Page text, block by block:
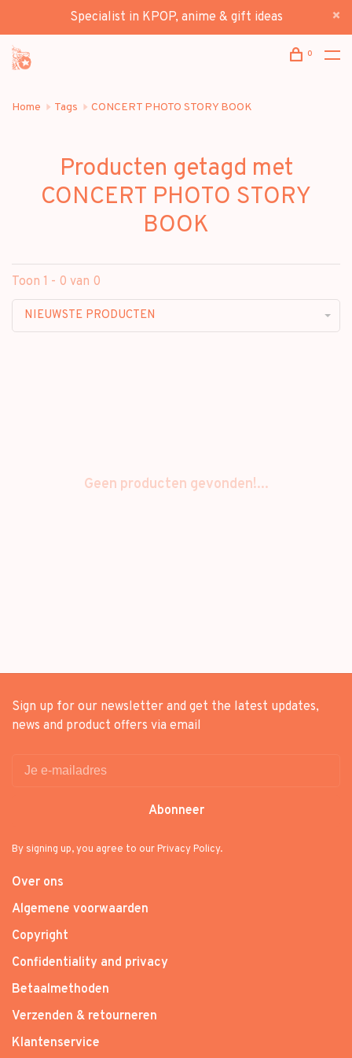
Specialist in KPOP, anime & gift ideas
0
Home Tags CONCERT PHOTO STORY BOOK
Producten getagd met
CONCERT PHOTO STORY
BOOK
Toon 1 - 0 van 0
NIEUWSTE PRODUCTEN
Geen producten gevonden!...
Sign up for our newsletter and get the latest updates,
news and product offers via email
Abonneer
By signing up, you agree to our Privacy Policy.
Over ons
Algemene voorwaarden
Copyright
Confidentiality and privacy
Betaalmethoden
Verzenden & retourneren
Klantenservice